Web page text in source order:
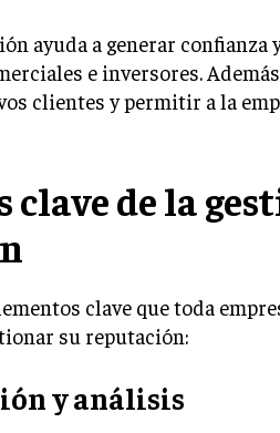
ayuda a generar
e inversores.
clientes y permitir a la
clave de la
clave que toda
su reputación:
y análisis